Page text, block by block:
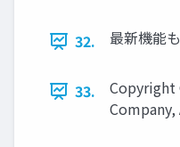
32. 最新機能
33.
Company,